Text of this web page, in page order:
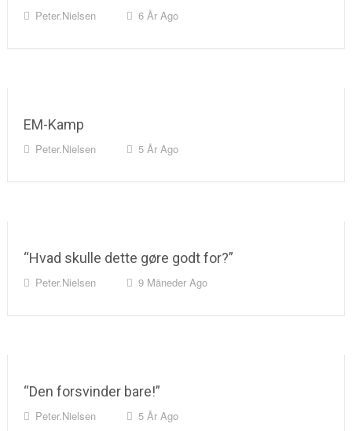
Peter.nielsen 6 År Ago
EM-Kamp
Peter.nielsen 5 År Ago
“Hvad skulle dette gøre godt for?”
Peter.nielsen 9 Måneder Ago
“Den forsvinder bare!”
Peter.nielsen 5 År Ago